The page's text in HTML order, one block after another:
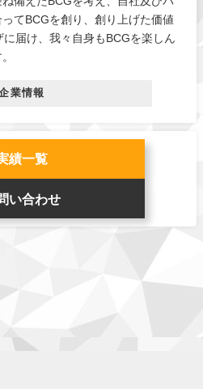
てBCGを創り、創り上げた価値
届け、我々自身もBCGを楽しん
業情報
績一覧
い合わせ